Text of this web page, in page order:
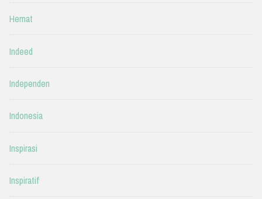
Hemat
Indeed
Independen
Indonesia
Inspirasi
Inspiratif